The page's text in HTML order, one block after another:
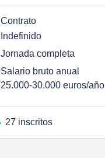
Contrato
Indefinido
Jornada completa
Salario bruto anual
25.000-30.000 euros/año
27 inscritos